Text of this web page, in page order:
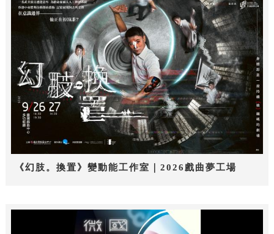
《幻肢。換置》變動能工作室｜2026戲曲夢工場